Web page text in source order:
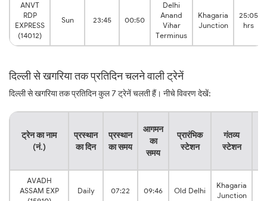
ANVT
RDP
EXPRESS
(14012)
Sun 23:45 00:50
Delhi
Anand
Vihar
Terminus
Khagaria
Junction
25:05
hrs
दिल्ली से खगरिया तक प्रतिदिन चलने वाली ट्रेनें
दिल्ली से खगरिया तक प्रतिदिन कुल 7 ट्रेनें चलती हैं। नीचे विवरण देखें:
ट्रेन का नाम
(नं.)
प्रस्थान
का दिन
प्रस्थान
का समय
आगमन
का
समय
प्रारंभिक
स्टेशन
गंतव्य
स्टेशन
AVADH
ASSAM EXP
Daily 07:22 09:46 Old Delhi
Khagaria
Junction